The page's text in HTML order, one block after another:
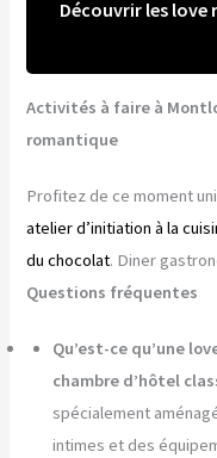
Découvrir les
Activités à faire à
romantique
Profitez de ce moment
atelier d’initiation à la
du chocolat. Diner
Questions fréquentes
Qu’est-ce qu’une
chambre d’hôtel
spécialement
intimes et des